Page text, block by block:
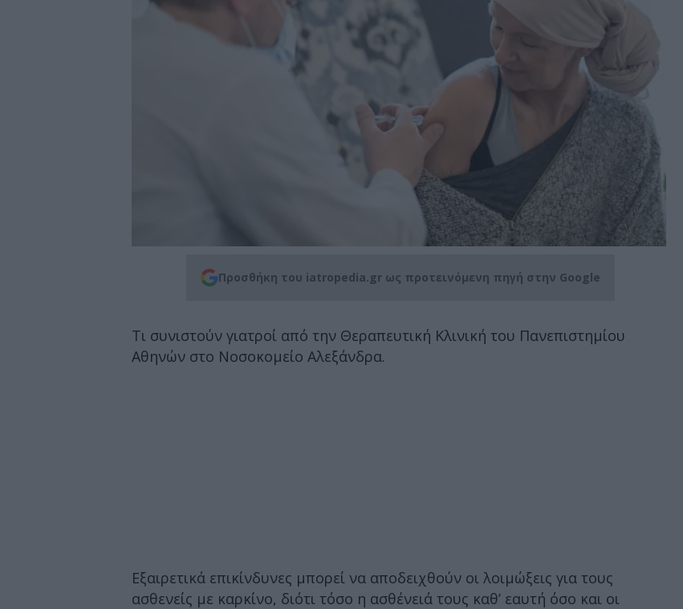
Προσθήκη του iatropedia.gr ως προτεινόμενη πηγή στην Google
Τι συνιστούν γιατροί από την Θεραπευτική Κλινική του Πανεπιστημίου
Αθηνών στο Νοσοκομείο Αλεξάνδρα.
Εξαιρετικά επικίνδυνες μπορεί να αποδειχθούν οι λοιμώξεις για τους
ασθενείς με καρκίνο, διότι τόσο η ασθένειά τους καθ’ εαυτή όσο και οι